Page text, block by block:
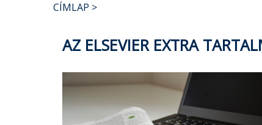
CÍMLAP
AZ ELSEVIER EXTRA